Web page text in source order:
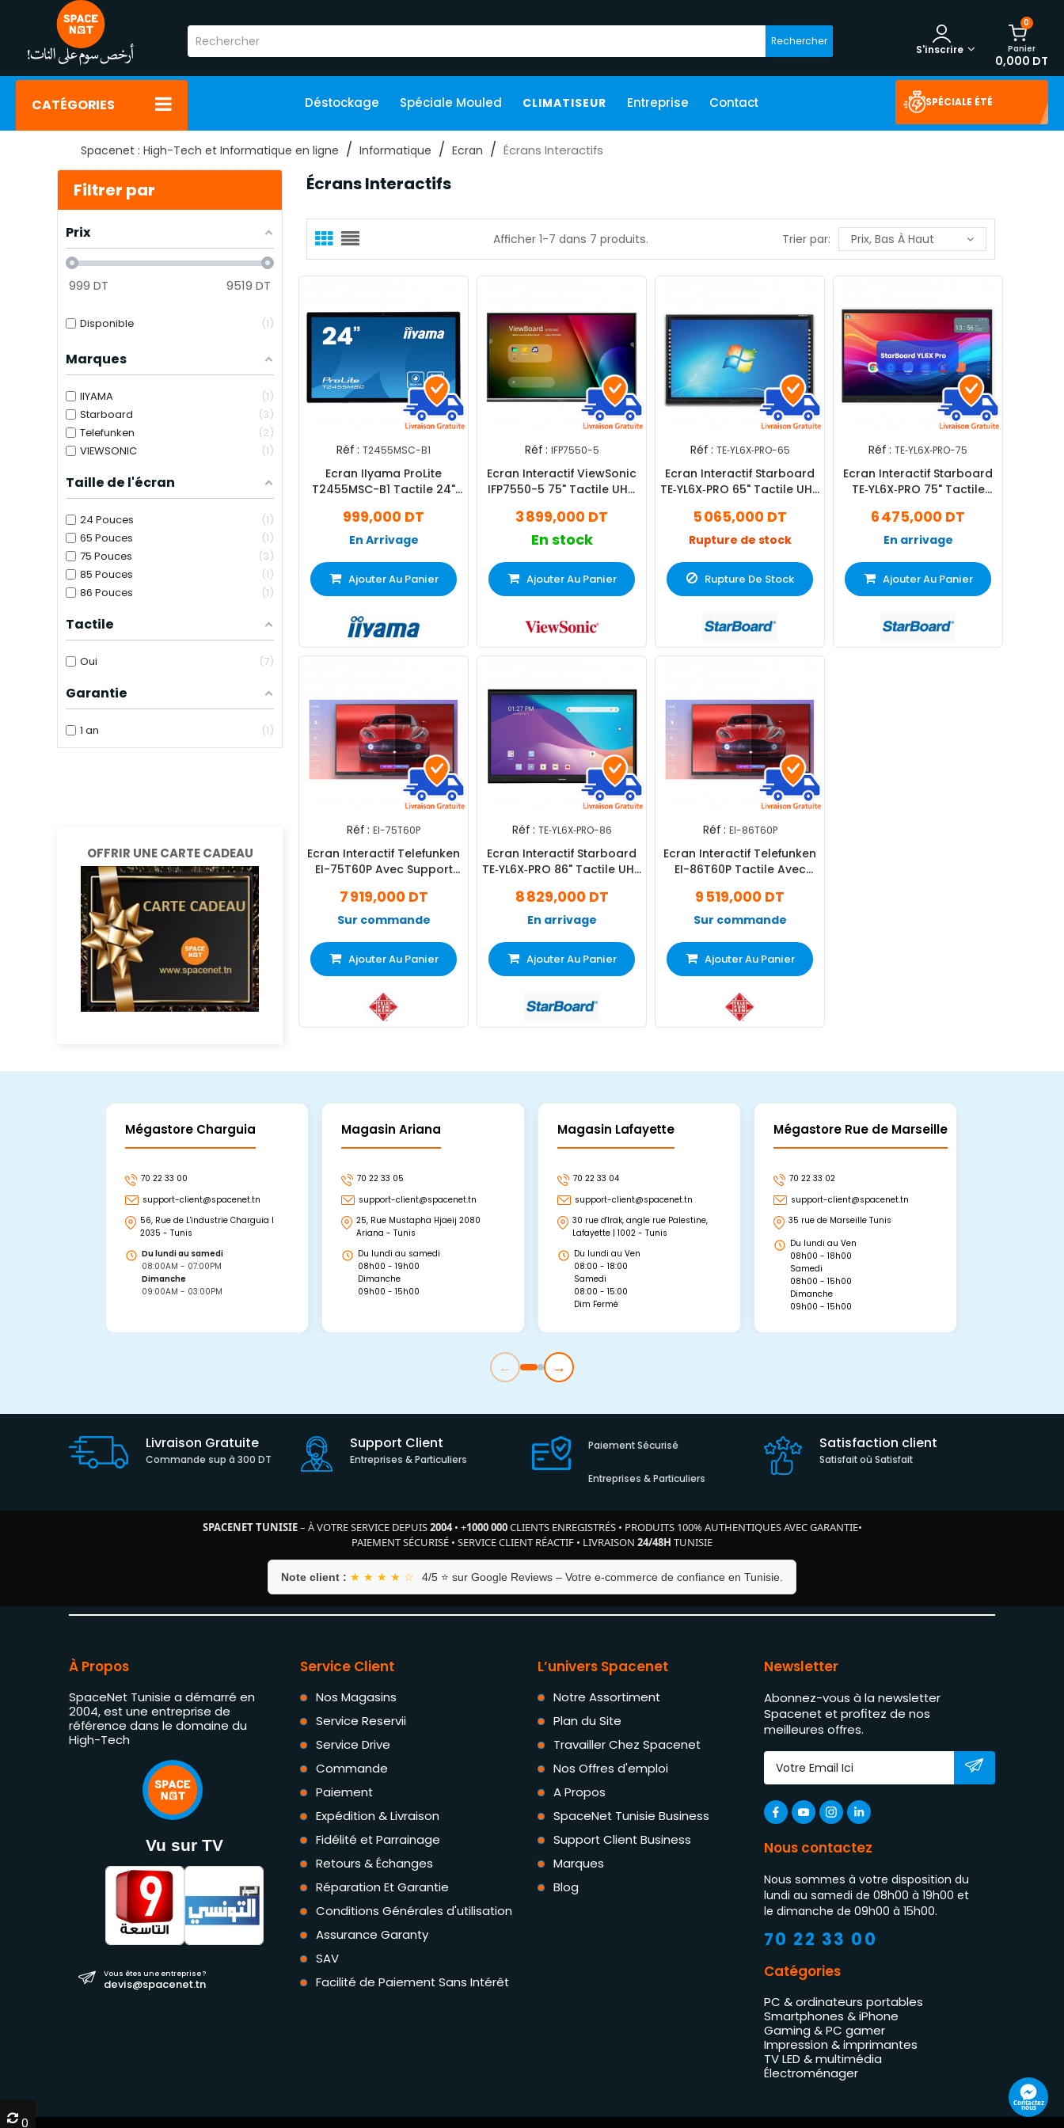
Rechercher
0
Panier
0,000 DT
S'inscrire
CATÉGORIES Déstockage Spéciale Mouled CLIMATISEUR Entreprise Contact SPÉCIALE ÉTÉ
Spacenet : High-Tech et Informatique en ligne Informatique Ecran Écrans Interactifs
Filtrer par
Prix
999 DT 9519 DT
Disponible 1
Marques
IIYAMA
1
Starboard
3
Telefunken
2
VIEWSONIC
1
Taille de l'écran
24 Pouces
1
65 Pouces
1
75 Pouces
3
85 Pouces
1
86 Pouces
1
Tactile
Oui 7
Garantie
1 an 1
OFFRIR UNE CARTE CADEAU
Écrans Interactifs
Afficher 1-7 dans 7 produits. Trier par: Prix, Bas À Haut
Réf : T2455MSC-B1
Ecran IIyama ProLite
T2455MSC-B1 Tactile 24"
999,000 DT
En Arrivage
Ajouter Au Panier
Réf : IFP7550-5
Ecran Interactif ViewSonic
IFP7550-5 75" Tactile UHD
3 899,000 DT
En stock
Ajouter Au Panier
Réf : TE‐YL6X‐PRO-65
Ecran Interactif Starboard
TE‐YL6X‐PRO 65" Tactile UHD
5 065,000 DT
Rupture de stock
Rupture De Stock
Réf : TE‐YL6X‐PRO-75
Ecran Interactif Starboard
TE‐YL6X‐PRO 75" Tactile
6 475,000 DT
En arrivage
Ajouter Au Panier
Réf : EI-75T60P
Ecran Interactif Telefunken
EI-75T60P Avec Support
7 919,000 DT
Sur commande
Ajouter Au Panier
Réf : TE‐YL6X‐PRO-86
Ecran Interactif Starboard
TE‐YL6X‐PRO 86" Tactile UHD
8 829,000 DT
En arrivage
Ajouter Au Panier
Réf : EI-86T60P
Ecran Interactif Telefunken
EI-86T60P Tactile Avec
9 519,000 DT
Sur commande
Ajouter Au Panier
Mégastore Charguia
70 22 33 00
support-client@spacenet.tn
56, Rue de L'industrie Charguia I
2035 - Tunis
Du lundi au samedi
08:00AM - 07:00PM
Dimanche
09:00AM - 03:00PM
Magasin Ariana
70 22 33 05
support-client@spacenet.tn
25, Rue Mustapha Hjaeij 2080
Ariana - Tunis
Du lundi au samedi
08h00 - 19h00
Dimanche
09h00 - 15h00
Magasin Lafayette
70 22 33 04
support-client@spacenet.tn
30 rue d'Irak, angle rue Palestine,
Lafayette | 1002 - Tunis
Du lundi au Ven
08:00 - 18:00
Samedi
08:00 - 15:00
Dim Fermé
Mégastore Rue de Marseille
70 22 33 02
support-client@spacenet.tn
35 rue de Marseille Tunis
Du lundi au Ven
08h00 - 18h00
Samedi
08h00 - 15h00
Dimanche
09h00 - 15h00
← →
Livraison Gratuite
Commande sup à 300 DT
Support Client
Entreprises & Particuliers
Paiement Sécurisé
Entreprises & Particuliers
Satisfaction client
Satisfait où Satisfait
SPACENET TUNISIE– À VOTRE SERVICE DEPUIS2004• +1000 000CLIENTS ENREGISTRÉS• PRODUITS 100% AUTHENTIQUES AVEC GARANTIE•
PAIEMENT SÉCURISÉ • SERVICE CLIENT RÉACTIF • LIVRAISON 24/48H TUNISIE
Note client : ★ ★ ★ ★ ☆ 4/5 ⭐ sur Google Reviews – Votre e-commerce de confiance en Tunisie.
À Propos
SpaceNet Tunisie a démarré en
2004, est une entreprise de
référence dans le domaine du
High-Tech
Vu sur TV
Vous êtes une entreprise ?
devis@spacenet.tn
Service Client
Nos Magasins
Service Reservii
Service Drive
Commande
Paiement
Expédition & Livraison
Fidélité et Parrainage
Retours & Échanges
Réparation Et Garantie
Conditions Générales d'utilisation
Assurance Garanty
SAV
Facilité de Paiement Sans Intérêt
L’univers Spacenet
Notre Assortiment
Plan du Site
Travailler Chez Spacenet
Nos Offres d'emploi
A Propos
SpaceNet Tunisie Business
Support Client Business
Marques
Blog
Newsletter
Abonnez-vous à la newsletter
Spacenet et profitez de nos
meilleures offres.
Nous contactez
Nous sommes à votre disposition du
lundi au samedi de 08h00 à 19h00 et
le dimanche de 09h00 à 15h00.
70 22 33 00
Catégories
PC & ordinateurs portables
Smartphones & iPhone
Gaming & PC gamer
Impression & imprimantes
TV LED & multimédia
Électroménager
Contactez
nous
0
0